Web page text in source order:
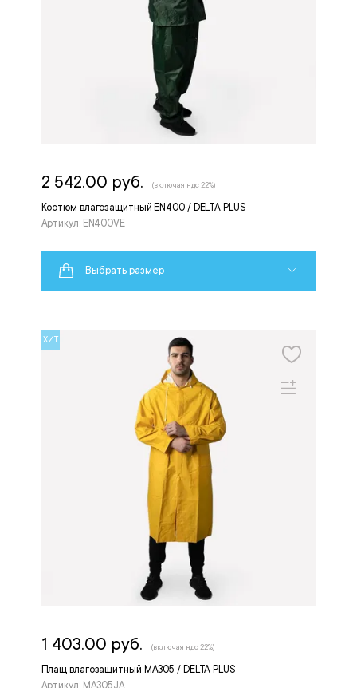
Костюм влагозащитный EN400 / DELTA PLUS
Артикул: EN400VE
2 542.00 руб. (включая ндс 22%)
Выбрать размер
ХИТ
Плащ влагозащитный МА305 / DELTA PLUS
Артикул: MA305JA
1 403.00 руб. (включая ндс 22%)